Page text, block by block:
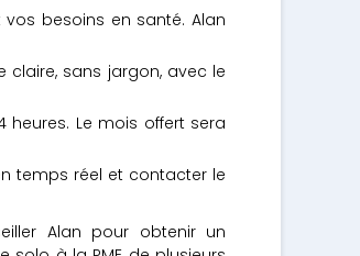
besoins en santé. Alan
claire, sans jargon, avec le
heures. Le mois offert sera
temps réel et contacter le
Alan pour obtenir un